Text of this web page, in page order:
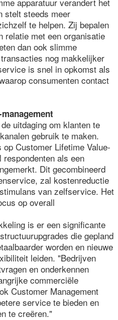
stelt steeds meer
te helpen. Zij bepalen
relatie met een organisatie
dan ook slimme
nog makkelijker
is snel in opkomst als
consumenten contact
uitdaging om klanten te
gebruik te maken.
Customer Lifetime Value-
respondenten als een
Dit gecombineerd
zal kostenreductie
van zelfservice. Het
op overall
is er een significante
die gepland
worden en nieuwe
leiden. "Bedrijven
en onderkennen
commerciële
Customer Management
service te bieden en
te creëren."